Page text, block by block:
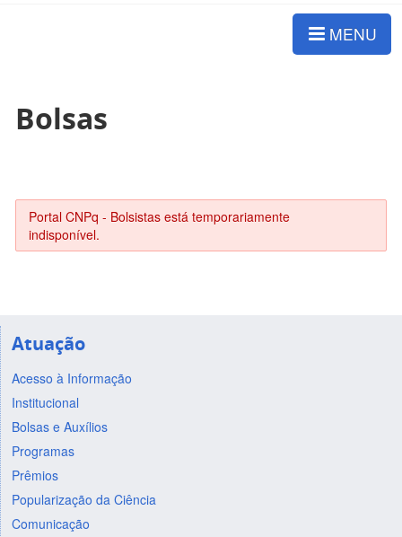
MENU
Bolsas
Portal CNPq - Bolsistas está temporariamente
indisponível.
Atuação
Acesso à Informação
Institucional
Bolsas e Auxílios
Programas
Prêmios
Popularização da Ciência
Comunicação